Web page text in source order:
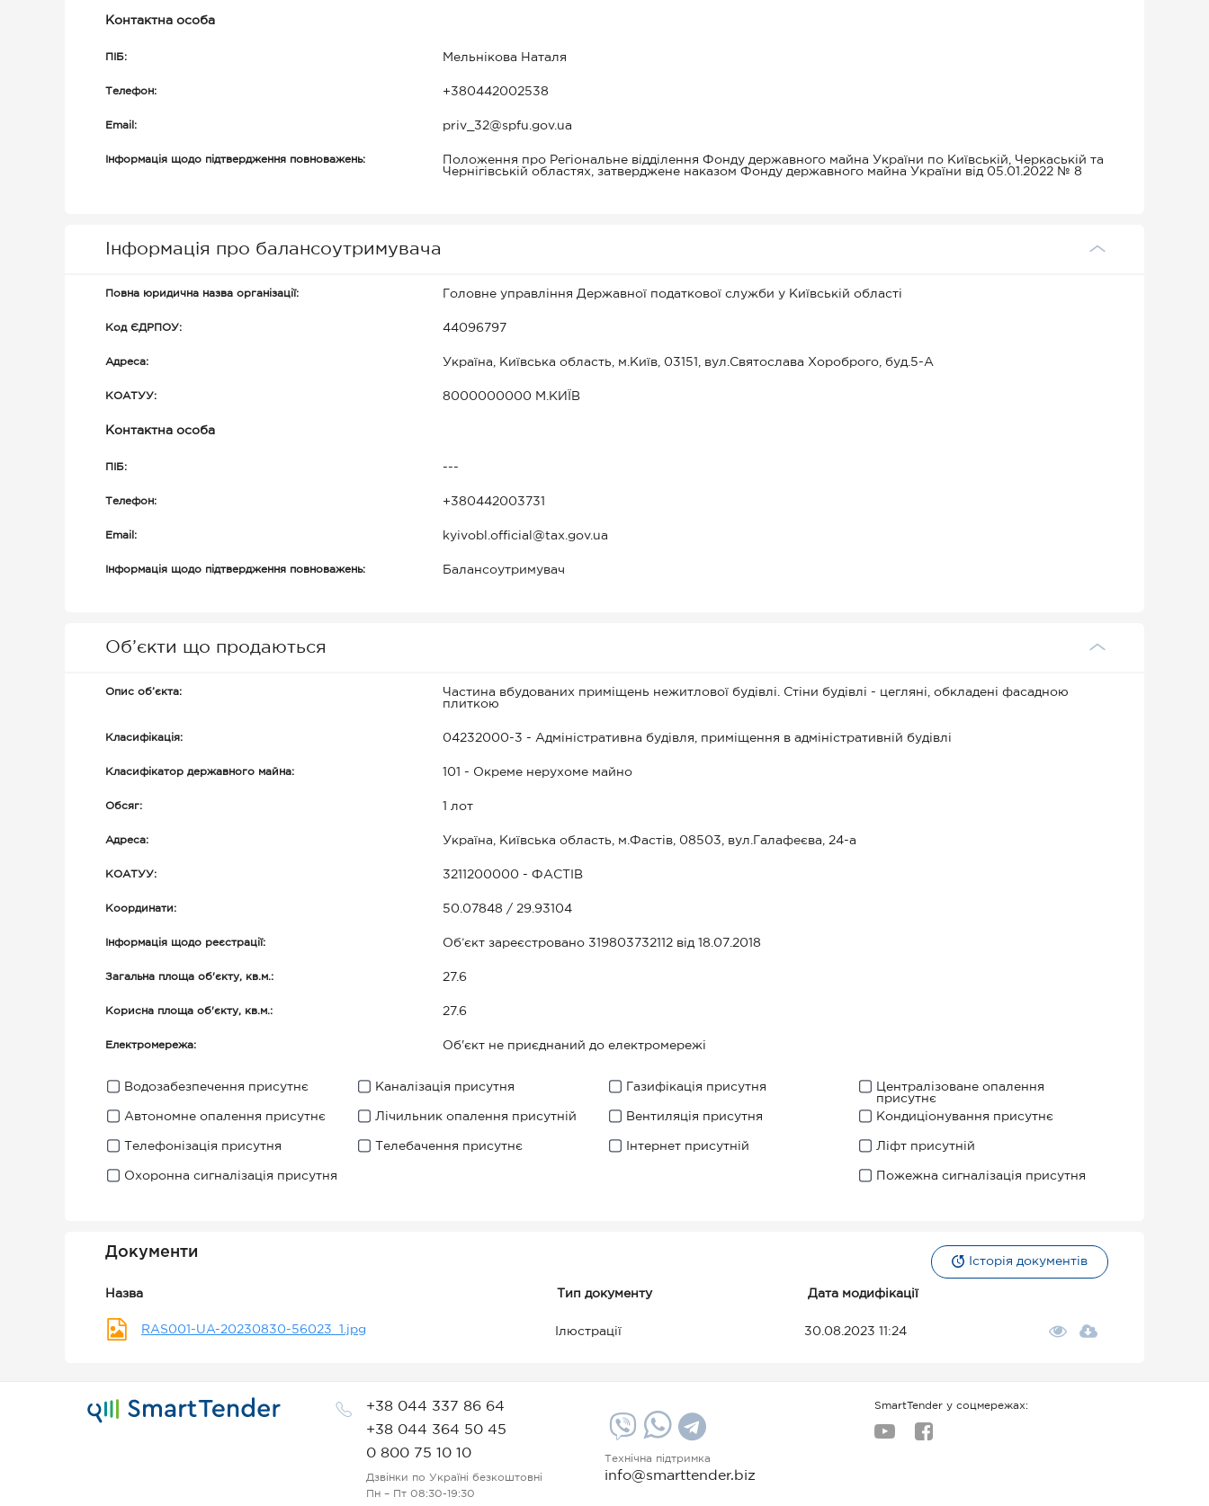
Контактна особа
ПІБ: Мельнікова Наталя
Телефон: +380442002538
Email: priv_32@spfu.gov.ua
Інформація щодо підтвердження повноважень:
Положення про Регіональне відділення Фонду державного майна України по Київській, Черкаській та
Чернігівській областях, затверджене наказом Фонду державного майна України від 05.01.2022 № 8
Інформація про балансоутримувача
Повна юридична назва організації: Головне управління Державної податкової служби у Київській області
Код ЄДРПОУ: 44096797
Адреса: Україна, Київська область, м.Київ, 03151, вул.Святослава Хороброго, буд.5-А
КОАТУУ: 8000000000 М.КИЇВ
Контактна особа
ПІБ: ---
Телефон: +380442003731
Email: kyivobl.official@tax.gov.ua
Інформація щодо підтвердження повноважень: Балансоутримувач
Об’єкти що продаються
Опис об’єкта:
Частина вбудованих приміщень нежитлової будівлі. Стіни будівлі - цегляні, обкладені фасадною
плиткою
Класифікація: 04232000-3 - Адміністративна будівля, приміщення в адміністративній будівлі
Класифікатор державного майна: 101 - Окреме нерухоме майно
Обсяг: 1 лот
Адреса: Україна, Київська область, м.Фастів, 08503, вул.Галафеєва, 24-а
КОАТУУ: 3211200000 - ФАСТІВ
Координати: 50.07848 / 29.93104
Інформація щодо реєстрації: Об’єкт зареєстровано 319803732112 від 18.07.2018
Загальна площа об'єкту, кв.м.: 27.6
Корисна площа об'єкту, кв.м.: 27.6
Електромережа: Об'єкт не приєднаний до електромережі
Водозабезпечення присутнє Каналізація присутня Газифікація присутня
Централізоване опалення
присутнє
Автономне опалення присутнє
Лічильник опалення присутній Вентиляція присутня Кондиціонування присутнє
Телефонізація присутня Телебачення присутнє Інтернет присутній Ліфт присутній
Охоронна сигналізація присутня Пожежна сигналізація присутня
Документи
Історія документів
Назва Тип документу Дата модифікації
RAS001-UA-20230830-56023_1.jpg Ілюстрації 30.08.2023 11:24
+38 044 337 86 64
+38 044 364 50 45
0 800 75 10 10
Дзвінки по Україні безкоштовні
Пн – Пт 08:30-19:30
Технічна підтримка
info@smarttender.biz
SmartTender у соцмережах: